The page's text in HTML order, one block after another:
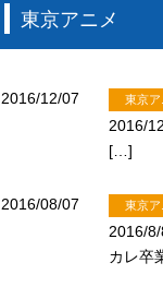
東京アニメ
2016/12/07 東京ア
2016/
[…]
2016/08/07 東京ア
2016/
カレ卒